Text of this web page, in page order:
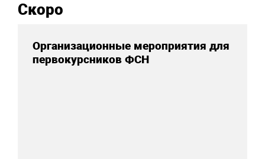
Скоро
Организационные мероприятия для
первокурсников ФСН